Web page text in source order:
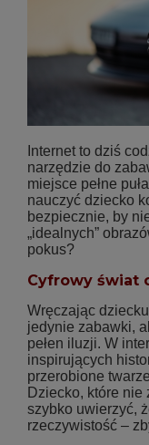
Internet to dziś
narzędzie do
miejsce pełne
nauczyć dziecko
bezpiecznie, by
„idealnych”
pokus?
Cyfrowy świat
Wręczając
jedynie zabawki,
pełen iluzji. W
inspirujących
przerobione
Dziecko, które nie
szybko uwierzyć,
rzeczywistość –